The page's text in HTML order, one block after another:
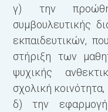
γ) την
συμβουλευτικής
εκπαιδευτικών,
στήριξη των
ψυχικής
σχολική κοινότητα,
δ) την